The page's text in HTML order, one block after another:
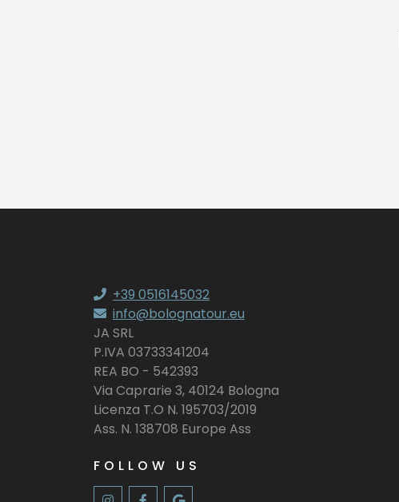
+39 0516145032
info@bolognatour.eu
JA SRL
P.IVA 03733341204
REA BO - 542393
Via Caprarie 3, 40124 Bologna
Licenza T.O N. 195703/2019
Ass. N. 138708 Europe Ass
FOLLOW US